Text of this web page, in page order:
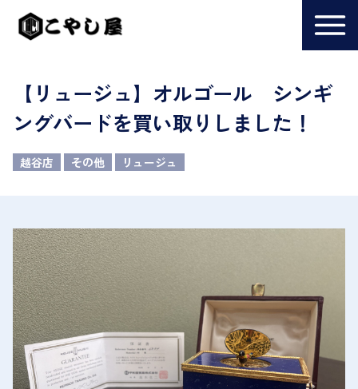
【リュージュ】オルゴール シンギ
ングバードを買い取りしました！
越谷店 その他 リュージュ